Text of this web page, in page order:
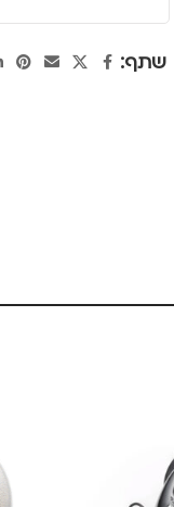
שתף: